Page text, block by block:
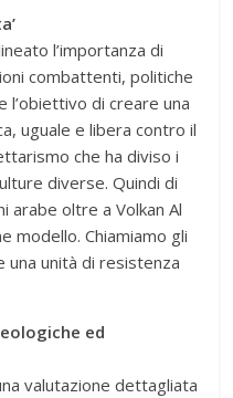
l’importanza di
combattenti, politiche
l’obiettivo di creare una
uguale e libera contro il
che ha diviso i
diverse. Quindi di
arabe oltre a Volkan Al
modello. Chiamiamo gli
una unità di resistenza
ed
valutazione dettagliata